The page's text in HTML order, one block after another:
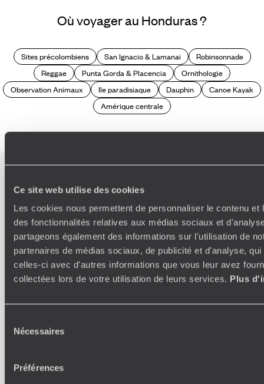
Ce site web utilise des cookies
Les cookies nous permettent de personnaliser le contenu et
des fonctionnalités relatives aux médias sociaux et
partageons également des informations sur l'utilisation de
partenaires de médias sociaux, de publicité et d'analyse,
celles-ci avec d'autres informations que vous leur avez
collectées lors de votre utilisation de leurs services. Plus
Nécessaires
Préférences
Où voyager au Honduras ?
Sites précolombiens San Ignacio & Lamanai
Robinsonnade
Reggae
Punta Gorda & Placencia
Ornithologie
Observation Animaux
Ile paradisiaque Dauphin
Canoe Kayak
Amérique centrale
L’espritVoyageurs du
Monde
Voyager en toute liberté selon ses envies,
ses idées, ses passions